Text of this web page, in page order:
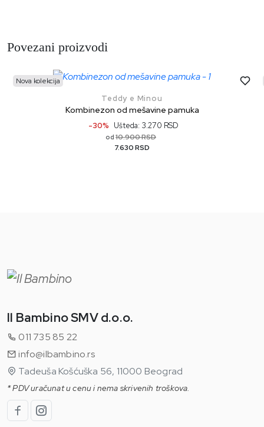
Povezani proizvodi
Nova kolekcija
Teddy e Minou
Kombinezon od mešavine pamuka
-30% Ušteda: 3.270 RSD
od 10.900 RSD
7.630 RSD
Il Bambino SMV d.o.o.
011 735 85 22
info@ilbambino.rs
Tadeuša Košćuška 56, 11000 Beograd
* PDV uračunat u cenu i nema skrivenih troškova.